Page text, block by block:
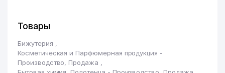
Товары
Бижутерия ,
Косметическая и Парфюмерная продукция -
Производство, Продажа ,